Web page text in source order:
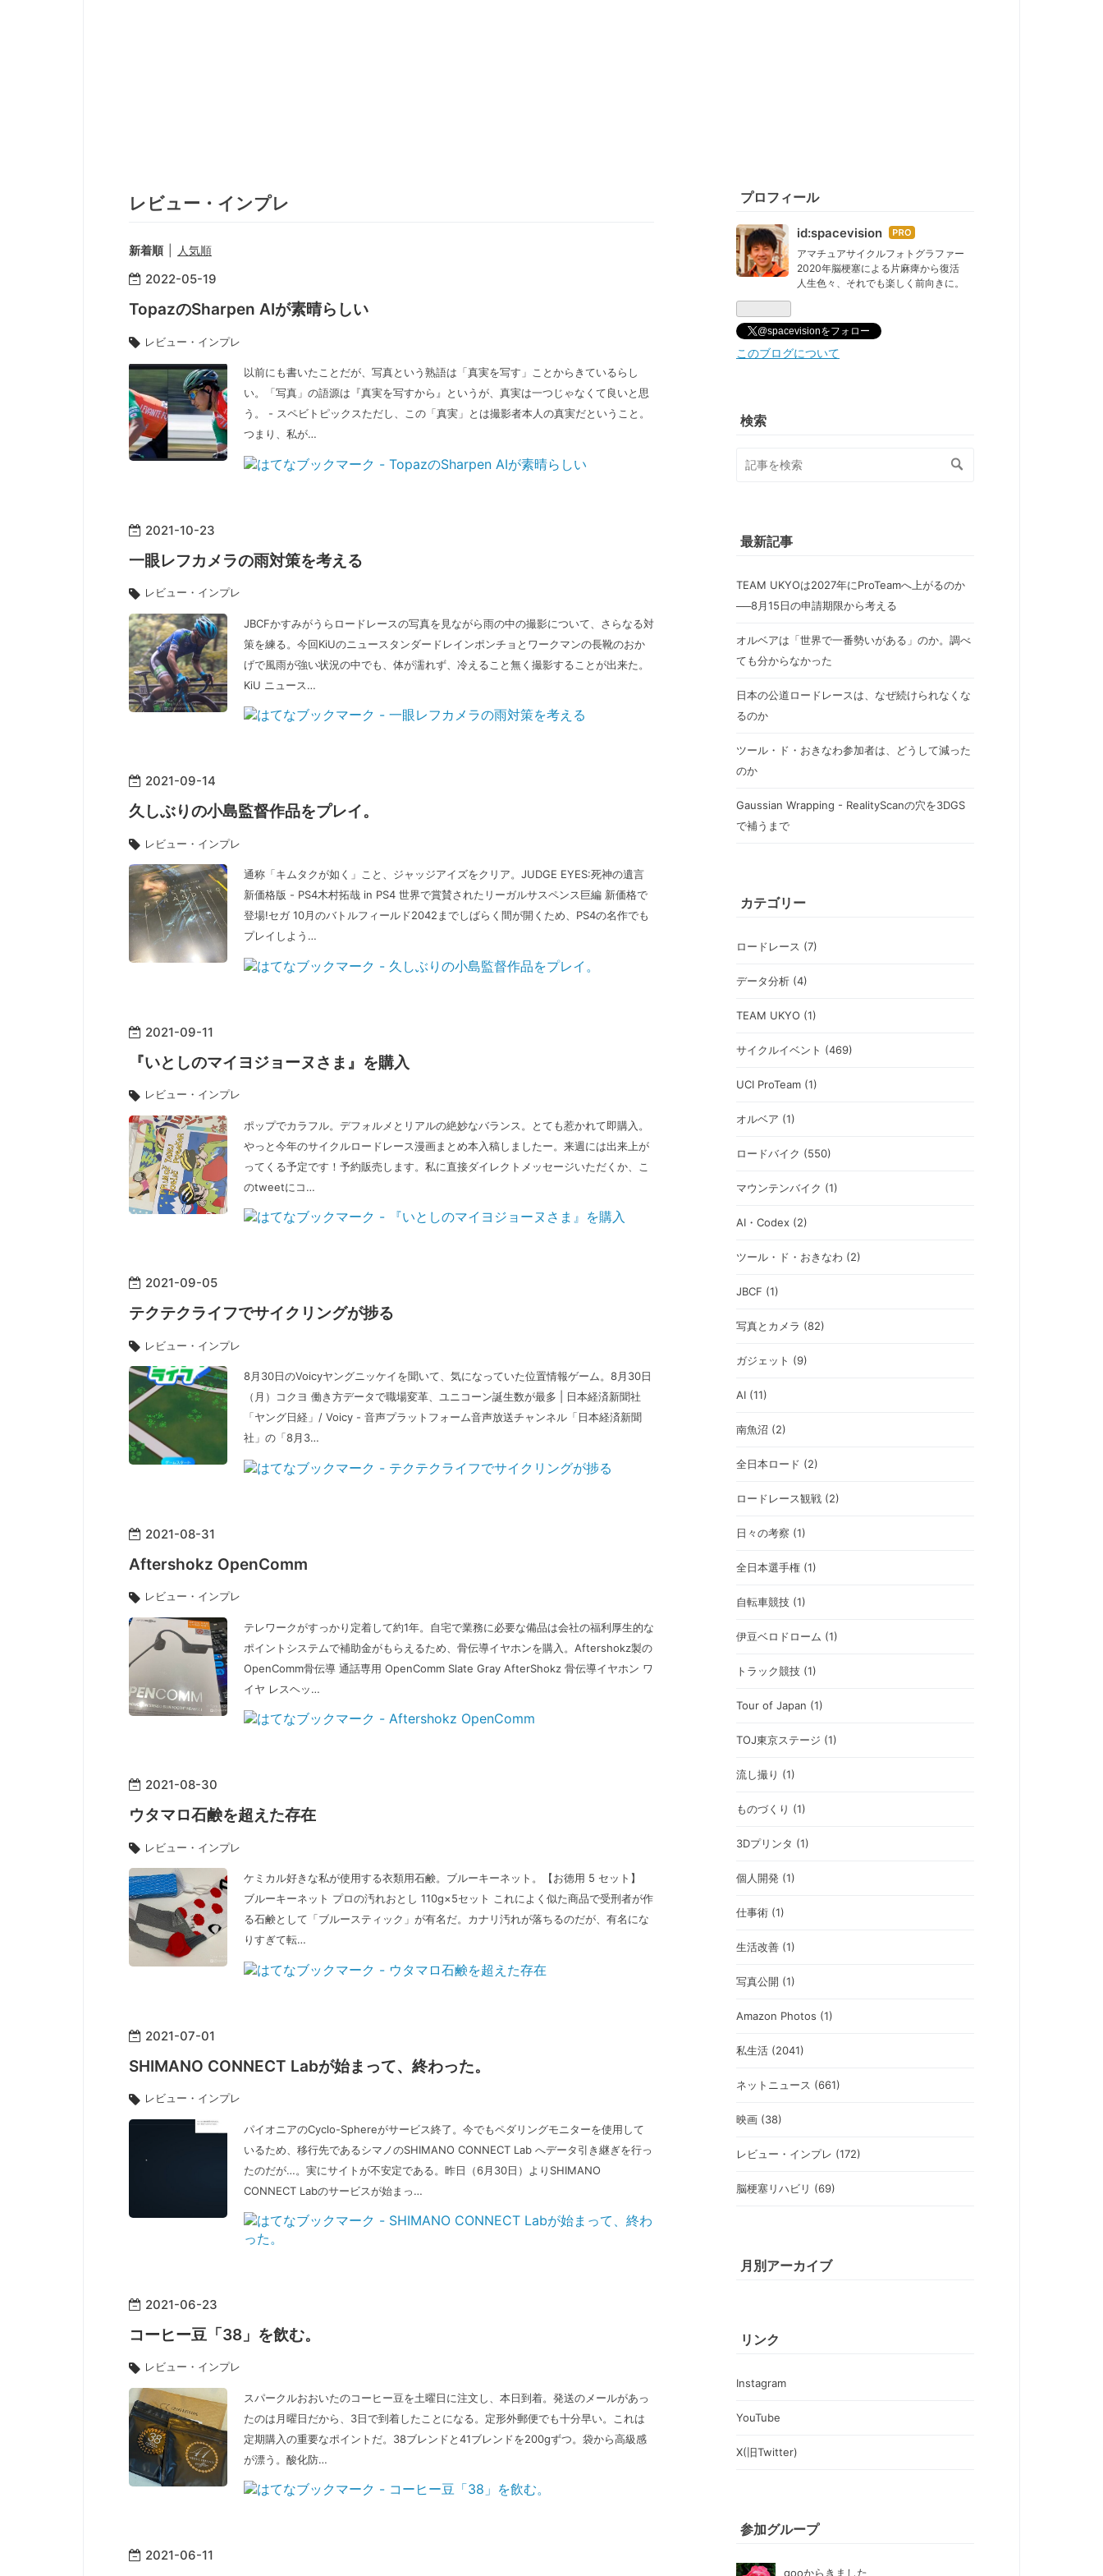
レビュー・インプレ
新着順 人気順
2022-05-19
TopazのSharpen AIが素晴らしい
レビュー・インプレ
以前にも書いたことだが、写真という熟語は「真実を写す」ことからきているらし
い。「写真」の語源は『真実を写すから』というが、真実は一つじゃなくて良いと思
う。 - スペビトピックスただし、この「真実」とは撮影者本人の真実だということ。
つまり、私が…
2021-10-23
一眼レフカメラの雨対策を考える
レビュー・インプレ
JBCFかすみがうらロードレースの写真を見ながら雨の中の撮影について、さらなる対
策を練る。今回KiUのニュースタンダードレインポンチョとワークマンの長靴のおか
げで風雨が強い状況の中でも、体が濡れず、冷えること無く撮影することが出来た。
KiU ニュース…
2021-09-14
久しぶりの小島監督作品をプレイ。
レビュー・インプレ
通称「キムタクが如く」こと、ジャッジアイズをクリア。JUDGE EYES:死神の遺言
新価格版 - PS4木村拓哉 in PS4 世界で賞賛されたリーガルサスペンス巨編 新価格で
登場!セガ 10月のバトルフィールド2042までしばらく間が開くため、PS4の名作でも
プレイしよう…
2021-09-11
『いとしのマイヨジョーヌさま』を購入
レビュー・インプレ
ポップでカラフル。デフォルメとリアルの絶妙なバランス。とても惹かれて即購入。
やっと今年のサイクルロードレース漫画まとめ本入稿しましたー。来週には出来上が
ってくる予定です！予約販売します。私に直接ダイレクトメッセージいただくか、こ
のtweetにコ…
2021-09-05
テクテクライフでサイクリングが捗る
レビュー・インプレ
8月30日のVoicyヤングニッケイを聞いて、気になっていた位置情報ゲーム。8月30日
（月）コクヨ 働き方データで職場変革、ユニコーン誕生数が最多 | 日本経済新聞社
「ヤング日経」/ Voicy - 音声プラットフォーム音声放送チャンネル「日本経済新聞
社」の「8月3…
2021-08-31
Aftershokz OpenComm
レビュー・インプレ
テレワークがすっかり定着して約1年。自宅で業務に必要な備品は会社の福利厚生的な
ポイントシステムで補助金がもらえるため、骨伝導イヤホンを購入。Aftershokz製の
OpenComm骨伝導 通話専用 OpenComm Slate Gray AfterShokz 骨伝導イヤホン ワ
イヤ レスヘッ…
2021-08-30
ウタマロ石鹸を超えた存在
レビュー・インプレ
ケミカル好きな私が使用する衣類用石鹸。ブルーキーネット。【お徳用 5 セット】
ブルーキーネット プロの汚れおとし 110g×5セット これによく似た商品で受刑者が作
る石鹸として「ブルースティック」が有名だ。カナリ汚れが落ちるのだが、有名にな
りすぎて転…
2021-07-01
SHIMANO CONNECT Labが始まって、終わった。
レビュー・インプレ
パイオニアのCyclo-Sphereがサービス終了。今でもペダリングモニターを使用して
いるため、移行先であるシマノのSHIMANO CONNECT Lab へデータ引き継ぎを行っ
たのだが…。実にサイトが不安定である。昨日（6月30日）よりSHIMANO
CONNECT Labのサービスが始まっ…
2021-06-23
コーヒー豆「38」を飲む。
レビュー・インプレ
スパークルおおいたのコーヒー豆を土曜日に注文し、本日到着。発送のメールがあっ
たのは月曜日だから、3日で到着したことになる。定形外郵便でも十分早い。これは
定期購入の重要なポイントだ。38ブレンドと41ブレンドを200gずつ。袋から高級感
が漂う。酸化防…
2021-06-11
プロフィール
id:spacevision はて
なブ
ログ
Pro
アマチュアサイクルフォトグラファー
2020年脳梗塞による片麻痺から復活
人生色々、それでも楽しく前向きに。
@spacevisionをフォロー
このブログについて
検索
最新記事
TEAM UKYOは2027年にProTeamへ上がるのか
──8月15日の申請期限から考える
オルベアは「世界で一番勢いがある」のか。調べ
ても分からなかった
日本の公道ロードレースは、なぜ続けられなくな
るのか
ツール・ド・おきなわ参加者は、どうして減った
のか
Gaussian Wrapping - RealityScanの穴を3DGS
で補うまで
カテゴリー
ロードレース (7)
データ分析 (4)
TEAM UKYO (1)
サイクルイベント (469)
UCI ProTeam (1)
オルベア (1)
ロードバイク (550)
マウンテンバイク (1)
AI・Codex (2)
ツール・ド・おきなわ (2)
JBCF (1)
写真とカメラ (82)
ガジェット (9)
AI (11)
南魚沼 (2)
全日本ロード (2)
ロードレース観戦 (2)
日々の考察 (1)
全日本選手権 (1)
自転車競技 (1)
伊豆ベロドローム (1)
トラック競技 (1)
Tour of Japan (1)
TOJ東京ステージ (1)
流し撮り (1)
ものづくり (1)
3Dプリンタ (1)
個人開発 (1)
仕事術 (1)
生活改善 (1)
写真公開 (1)
Amazon Photos (1)
私生活 (2041)
ネットニュース (661)
映画 (38)
レビュー・インプレ (172)
脳梗塞リハビリ (69)
月別アーカイブ
リンク
Instagram
YouTube
X(旧Twitter)
参加グループ
gooからきました